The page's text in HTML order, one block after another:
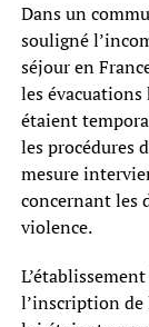
Dans un
souligné
séjour en
les évacuations
étaient
les procédures
mesure
concernant les
violence.
l’inscription de